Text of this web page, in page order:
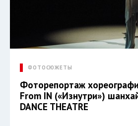
ФОТОСЮЖЕТЫ
Фоторепортаж
From IN («Изнутри»)
DANCE THEATRE